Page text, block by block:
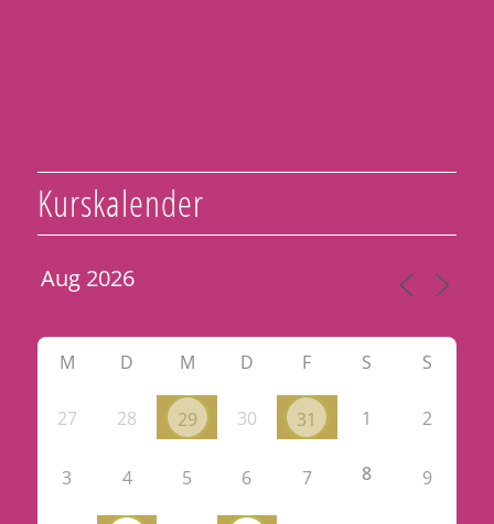
Kurskalender
M D M D F S S
27 28 29 30 31 1 2
3 4 5 6 7 8 9